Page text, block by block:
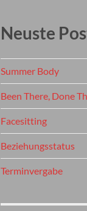
Neuste
Summer Body
Been There, Done
Facesitting
Beziehungsstatus
Terminvergabe